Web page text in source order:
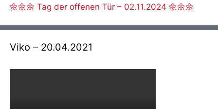
🌼🌼🌼 Tag der offenen Tür – 02.11.2024 🌼🌼🌼
Viko – 20.04.2021